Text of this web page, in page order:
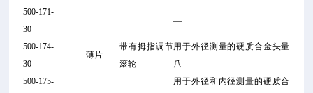
500-171-
30
薄片
带有拇指调节
滚轮
—
500-174-
30
用于外径测量的硬质合金头量
爪
500-175-
用于外径和内径测量的硬质合